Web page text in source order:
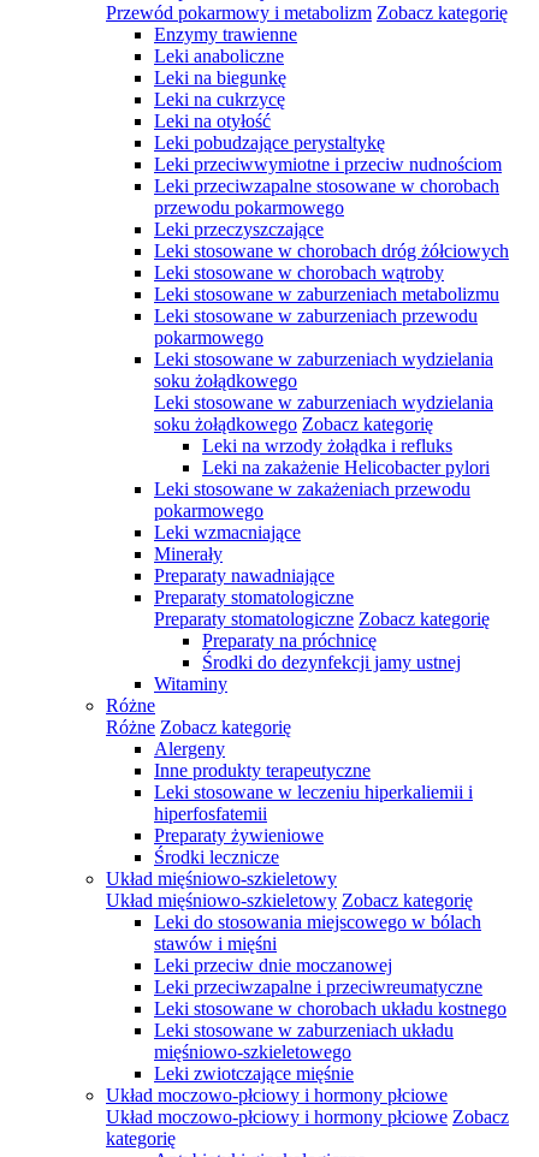
Przewód pokarmowy i metabolizm Zobacz kategorię
Enzymy trawienne
Leki anaboliczne
Leki na biegunkę
Leki na cukrzycę
Leki na otyłość
Leki pobudzające perystaltykę
Leki przeciwwymiotne i przeciw nudnościom
Leki przeciwzapalne stosowane w chorobach
przewodu pokarmowego
Leki przeczyszczające
Leki stosowane w chorobach dróg żółciowych
Leki stosowane w chorobach wątroby
Leki stosowane w zaburzeniach metabolizmu
Leki stosowane w zaburzeniach przewodu
pokarmowego
Leki stosowane w zaburzeniach wydzielania
soku żołądkowego
Leki stosowane w zaburzeniach wydzielania
soku żołądkowego Zobacz kategorię
Leki na wrzody żołądka i refluks
Leki na zakażenie Helicobacter pylori
Leki stosowane w zakażeniach przewodu
pokarmowego
Leki wzmacniające
Minerały
Preparaty nawadniające
Preparaty stomatologiczne
Preparaty stomatologiczne Zobacz kategorię
Preparaty na próchnicę
Środki do dezynfekcji jamy ustnej
Witaminy
Różne
Różne Zobacz kategorię
Alergeny
Inne produkty terapeutyczne
Leki stosowane w leczeniu hiperkaliemii i
hiperfosfatemii
Preparaty żywieniowe
Środki lecznicze
Układ mięśniowo-szkieletowy
Układ mięśniowo-szkieletowy Zobacz kategorię
Leki do stosowania miejscowego w bólach
stawów i mięśni
Leki przeciw dnie moczanowej
Leki przeciwzapalne i przeciwreumatyczne
Leki stosowane w chorobach układu kostnego
Leki stosowane w zaburzeniach układu
mięśniowo-szkieletowego
Leki zwiotczające mięśnie
Układ moczowo-płciowy i hormony płciowe
Układ moczowo-płciowy i hormony płciowe Zobacz
kategorię